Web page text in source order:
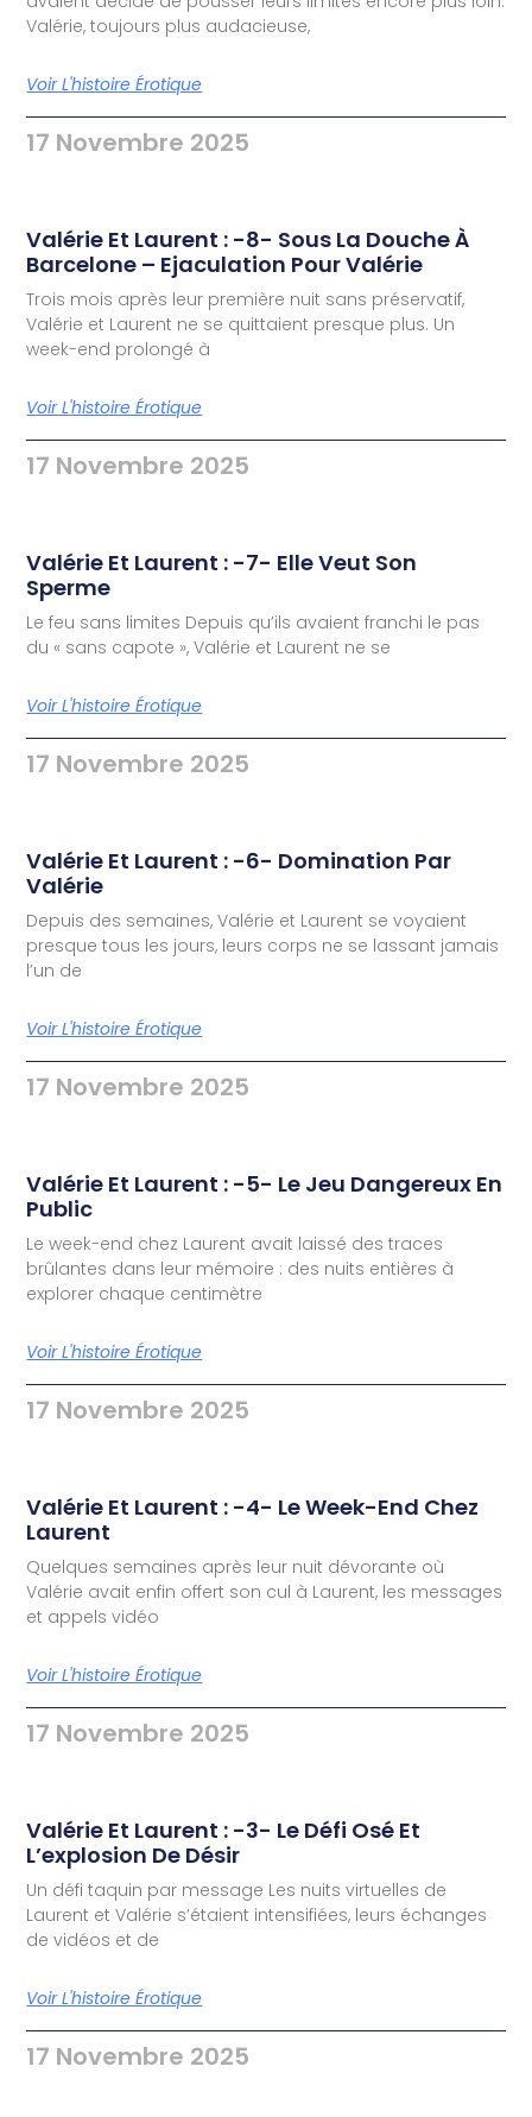
Valérie, toujours plus audacieuse,
Voir L'histoire Érotique
17 Novembre 2025
Valérie Et Laurent : -8- Sous La Douche À
Barcelone – Ejaculation Pour Valérie
Trois mois après leur première nuit sans préservatif,
Valérie et Laurent ne se quittaient presque plus. Un
week-end prolongé à
Voir L'histoire Érotique
17 Novembre 2025
Valérie Et Laurent : -7- Elle Veut Son
Sperme
Le feu sans limites Depuis qu’ils avaient franchi le pas
du « sans capote », Valérie et Laurent ne se
Voir L'histoire Érotique
17 Novembre 2025
Valérie Et Laurent : -6- Domination Par
Valérie
Depuis des semaines, Valérie et Laurent se voyaient
presque tous les jours, leurs corps ne se lassant jamais
l’un de
Voir L'histoire Érotique
17 Novembre 2025
Valérie Et Laurent : -5- Le Jeu Dangereux En
Public
Le week-end chez Laurent avait laissé des traces
brûlantes dans leur mémoire : des nuits entières à
explorer chaque centimètre
Voir L'histoire Érotique
17 Novembre 2025
Valérie Et Laurent : -4- Le Week-End Chez
Laurent
Quelques semaines après leur nuit dévorante où
Valérie avait enfin offert son cul à Laurent, les messages
et appels vidéo
Voir L'histoire Érotique
17 Novembre 2025
Valérie Et Laurent : -3- Le Défi Osé Et
L’explosion De Désir
Un défi taquin par message Les nuits virtuelles de
Laurent et Valérie s’étaient intensifiées, leurs échanges
de vidéos et de
Voir L'histoire Érotique
17 Novembre 2025